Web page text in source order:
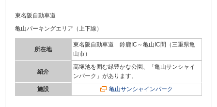
東名阪自動車道
亀山パーキングエリア（上下線）
所在地
東名阪自動車道 鈴鹿IC～亀山IC間（三重県亀
山市）
紹介
高塚池を囲む緑豊かな公園、「亀山サンシャイ
ンパーク」があります。
施設
亀山サンシャインパーク